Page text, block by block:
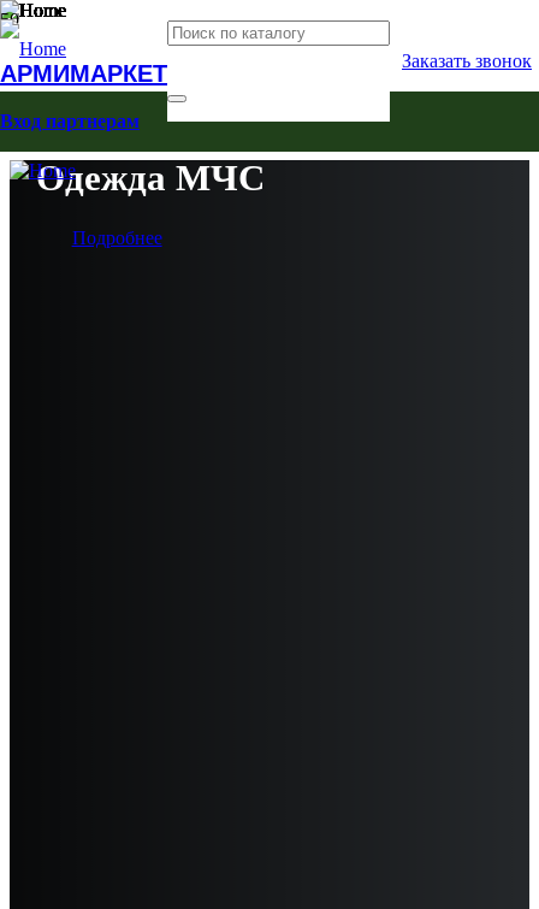
АРМИМАРКЕТ Заказать звонок
Вход партнерам
Одежда МЧС
Подробнее